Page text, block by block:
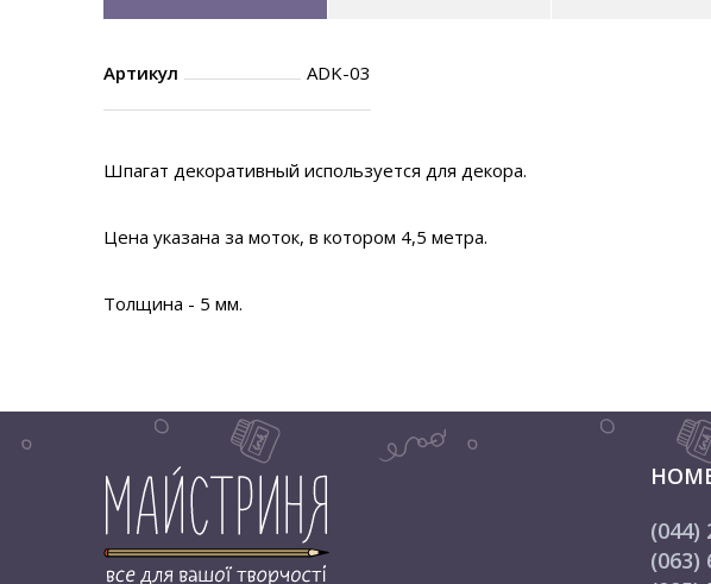
Артикул ADK-03
Шпагат декоративный используется для декора.
Цена указана за моток, в котором 4,5 метра.
Толщина - 5 мм.
(044)
(063)